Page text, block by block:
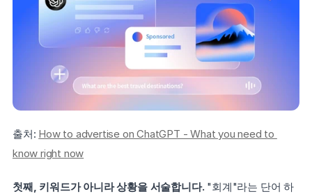
출처: How to advertise on ChatGPT - What you need to
know right now
첫째, 키워드가 아니라 상황을 서술합니다. "회계"라는 단어 하